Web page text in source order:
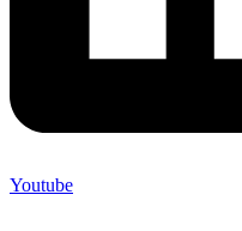
Youtube